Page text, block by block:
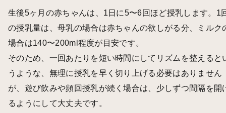
生後5ヶ月の赤ちゃんは、1日に5〜6回ほど授乳します。1
の授乳量は、母乳の場合は赤ちゃんの欲しがる分、ミルク
場合は140〜200ml程度が目安です。
そのため、一回あたりを短い時間にしてリズムを整えると
うような、無理に授乳を早く切り上げる必要はありません
が、遊び飲みや頻回授乳が続く場合は、少しずつ間隔を開
るようにして大丈夫です。